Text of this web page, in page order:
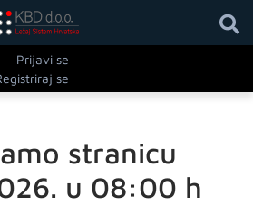
Prijavi se
se
stranicu
u 08:00 h